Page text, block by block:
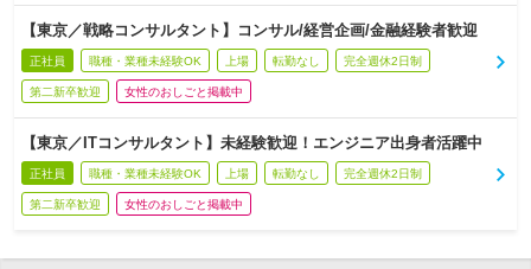
【東京／戦略コンサルタント】コンサル/経営企画/金融経験者歓迎
正社員 職種・業種未経験OK 上場 転勤なし 完全週休2日制
第二新卒歓迎 女性のおしごと掲載中
【東京／ITコンサルタント】未経験歓迎！エンジニア出身者活躍中
正社員 職種・業種未経験OK 上場 転勤なし 完全週休2日制
第二新卒歓迎 女性のおしごと掲載中